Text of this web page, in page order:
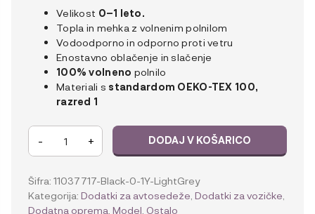
Velikost 0–1 leto.
Topla in mehka z volnenim polnilom
Vodoodporno in odporno proti vetru
Enostavno oblačenje in slačenje
100% volneno polnilo
Materiali s standardom OEKO-TEX 100,
razred 1
Voksi
mehki
za
dojenčke,
Black
- + DODAJ V KOŠARICO
Šifra: 11037717-Black-0-1Y-LightGrey
Kategorija: Dodatki za avtosedeže Dodatki za vozičke
Dodatna oprema Model Ostalo